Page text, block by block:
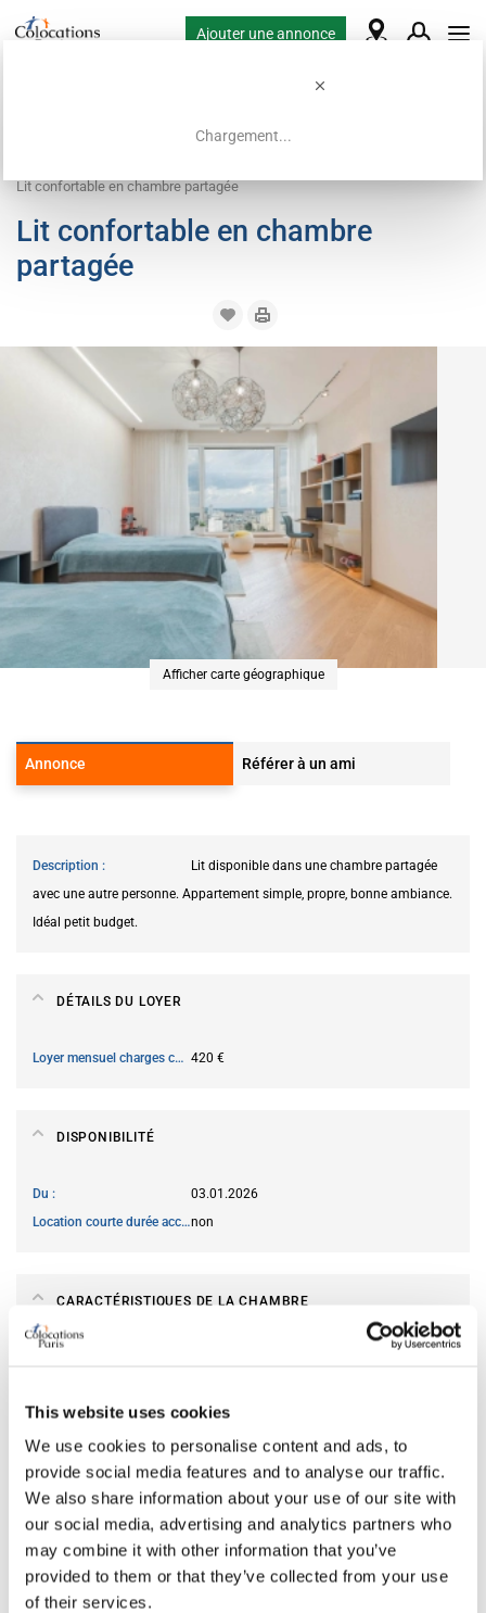
This website uses cookies
We use cookies to personalise content and ads, to
provide social media features and to analyse our traffic.
We also share information about your use of our site with
our social media, advertising and analytics partners who
may combine it with other information that you’ve
provided to them or that they’ve collected from your use
of their services.
Chargement...
Ajouter une annonce
Lit confortable en chambre partagée
Lit confortable en chambre
partagée
Afficher carte géographique
Annonce Référer à un ami
Description
Lit disponible dans une chambre partagée
avec une autre personne. Appartement simple, propre, bonne ambiance.
Idéal petit budget.
DÉTAILS DU LOYER
Loyer mensuel charges comprises 420 €
DISPONIBILITÉ
Du
03.01.2026
Location courte durée acceptéenon
CARACTÉRISTIQUES DE LA CHAMBRE
PROFIL DU COLOCATAIRE SOUHAITÉ
Langues parlées souhaitéesnon précisé
Profil souhaité
femme
Statut professionnel souhaité
peut importe